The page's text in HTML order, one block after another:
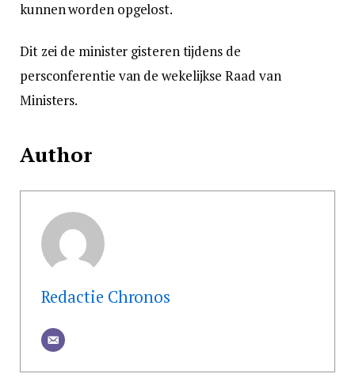
kunnen worden opgelost.
Dit zei de minister gisteren tijdens de
persconferentie van de wekelijkse Raad van
Ministers.
Author
Redactie Chronos